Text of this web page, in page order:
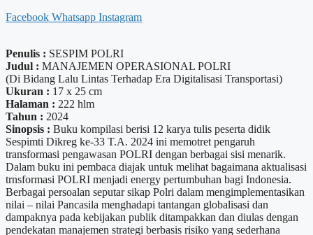
Facebook Whatsapp Instagram
Penulis : SESPIM POLRI
Judul : MANAJEMEN OPERASIONAL POLRI
(Di Bidang Lalu Lintas Terhadap Era Digitalisasi Transportasi)
Ukuran : 17 x 25 cm
Halaman : 222 hlm
Tahun : 2024
Sinopsis : Buku kompilasi berisi 12 karya tulis peserta didik
Sespimti Dikreg ke-33 T.A. 2024 ini memotret pengaruh
transformasi pengawasan POLRI dengan berbagai sisi menarik.
Dalam buku ini pembaca diajak untuk melihat bagaimana aktualisasi
trnsformasi POLRI menjadi energy pertumbuhan bagi Indonesia.
Berbagai persoalan seputar sikap Polri dalam mengimplementasikan
nilai – nilai Pancasila menghadapi tantangan globalisasi dan
dampaknya pada kebijakan publik ditampakkan dan diulas dengan
pendekatan manajemen strategi berbasis risiko yang sederhana